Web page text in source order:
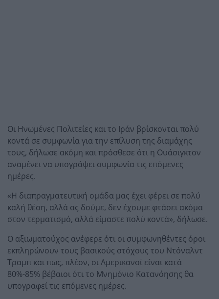
Οι Ηνωμένες Πολιτείες και το Ιράν βρίσκονται πολύ
κοντά σε συμφωνία για την επίλυση της διαμάχης
τους, δήλωσε ακόμη και πρόσθεσε ότι η Ουάσιγκτον
αναμένει να υπογράψει συμφωνία τις επόμενες
ημέρες.
«Η διαπραγματευτική ομάδα μας έχει φέρει σε πολύ
καλή θέση, αλλά ας δούμε, δεν έχουμε φτάσει ακόμα
στον τερματισμό, αλλά είμαστε πολύ κοντά», δήλωσε.
Ο αξιωματούχος ανέφερε ότι οι συμφωνηθέντες όροι
εκπληρώνουν τους βασικούς στόχους του Ντόναλντ
Τραμπ και πως, πλέον, οι Αμερικανοί είναι κατά
80%-85% βέβαιοι ότι το Μνημόνιο Κατανόησης θα
υπογραφεί τις επόμενες ημέρες.